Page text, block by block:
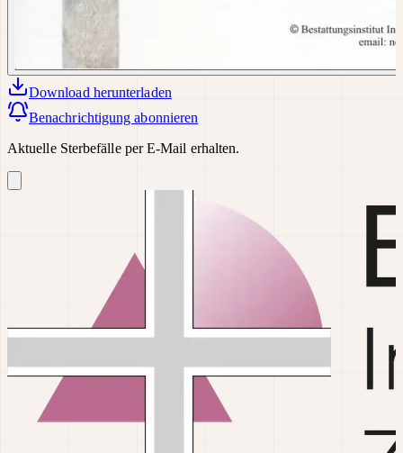
Download herunterladen
Benachrichtigung abonnieren
Aktuelle Sterbefälle per E-Mail erhalten.